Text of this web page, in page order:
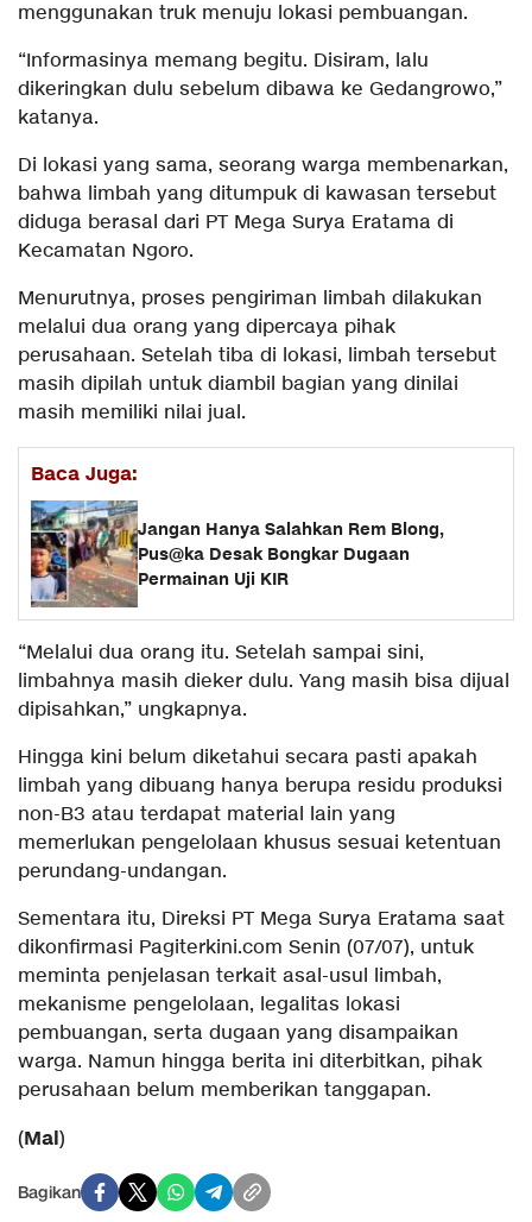
menggunakan truk menuju lokasi pembuangan.
“Informasinya memang begitu. Disiram, lalu
dikeringkan dulu sebelum dibawa ke Gedangrowo,”
katanya.
Di lokasi yang sama, seorang warga membenarkan,
bahwa limbah yang ditumpuk di kawasan tersebut
diduga berasal dari PT Mega Surya Eratama di
Kecamatan Ngoro.
Menurutnya, proses pengiriman limbah dilakukan
melalui dua orang yang dipercaya pihak
perusahaan. Setelah tiba di lokasi, limbah tersebut
masih dipilah untuk diambil bagian yang dinilai
masih memiliki nilai jual.
Baca Juga:
Jangan Hanya Salahkan Rem Blong,
Pus@ka Desak Bongkar Dugaan
Permainan Uji KIR
“Melalui dua orang itu. Setelah sampai sini,
limbahnya masih dieker dulu. Yang masih bisa dijual
dipisahkan,” ungkapnya.
Hingga kini belum diketahui secara pasti apakah
limbah yang dibuang hanya berupa residu produksi
non-B3 atau terdapat material lain yang
memerlukan pengelolaan khusus sesuai ketentuan
perundang-undangan.
Sementara itu, Direksi PT Mega Surya Eratama saat
dikonfirmasi Pagiterkini.com Senin (07/07), untuk
meminta penjelasan terkait asal-usul limbah,
mekanisme pengelolaan, legalitas lokasi
pembuangan, serta dugaan yang disampaikan
warga. Namun hingga berita ini diterbitkan, pihak
perusahaan belum memberikan tanggapan.
(Mal)
Bagikan